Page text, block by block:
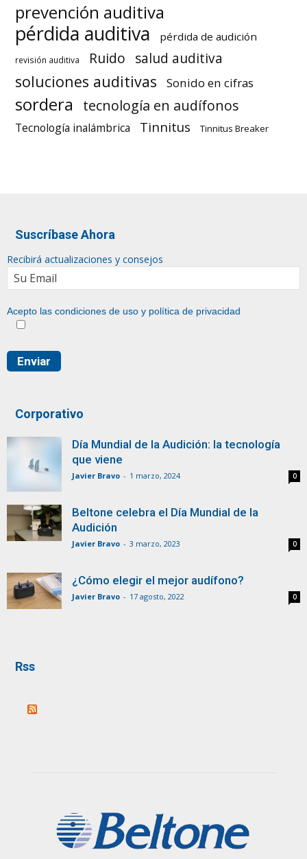
prevención auditiva
pérdida auditiva pérdida de audición
revisión auditiva Ruido salud auditiva
soluciones auditivas Sonido en cifras
sordera tecnología en audífonos
Tecnología inalámbrica Tinnitus Tinnitus Breaker
Suscríbase Ahora
Recibirá actualizaciones y consejos
Acepto las condiciones de uso y política de privacidad
Corporativo
Día Mundial de la Audición: la tecnología
que viene
Javier Bravo - 1 marzo, 2024 0
Beltone celebra el Día Mundial de la
Audición
Javier Bravo - 3 marzo, 2023 0
¿Cómo elegir el mejor audífono?
Javier Bravo - 17 agosto, 2022 0
Rss